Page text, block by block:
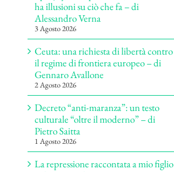
ha illusioni su ciò che fa – di
Alessandro Verna
3 Agosto 2026
Ceuta: una richiesta di libertà contro
il regime di frontiera europeo – di
Gennaro Avallone
2 Agosto 2026
Decreto “anti-maranza”: un testo
culturale “oltre il moderno” – di
Pietro Saitta
1 Agosto 2026
La repressione raccontata a mio figlio